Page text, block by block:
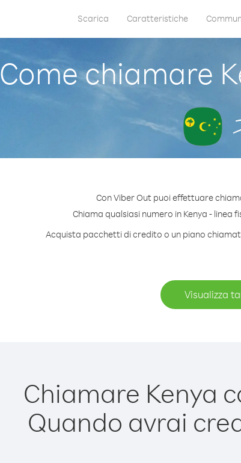
Scarica Caratteristiche
Come chiamare
Con Viber Out puoi effettuare
Chiama qualsiasi numero in Kenya - linea
Acquista pacchetti di credito o un piano
Visualizza
Chiamare Kenya
Quando avrai